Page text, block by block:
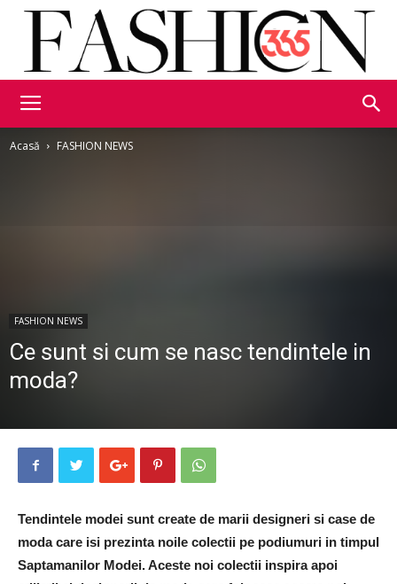
Acasă FASHION NEWS
FASHION NEWS
Ce sunt si cum se nasc tendintele in
moda?
Tendintele modei sunt create de marii designeri si case de
moda care isi prezinta noile colectii pe podiumuri in timpul
Saptamanilor Modei. Aceste noi colectii inspira apoi